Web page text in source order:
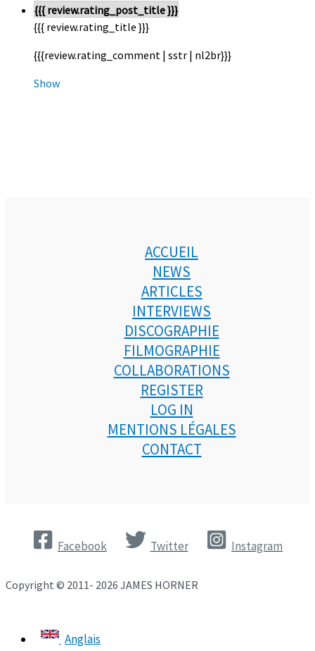
{{{ review.rating_post_title }}}
{{{ review.rating_title }}}
{{{review.rating_comment | sstr | nl2br}}}
Show
ACCUEIL
NEWS
ARTICLES
INTERVIEWS
DISCOGRAPHIE
FILMOGRAPHIE
COLLABORATIONS
REGISTER
LOG IN
MENTIONS LÉGALES
CONTACT
Facebook Twitter Instagram
Copyright © 2011- 2026 JAMES HORNER
Anglais